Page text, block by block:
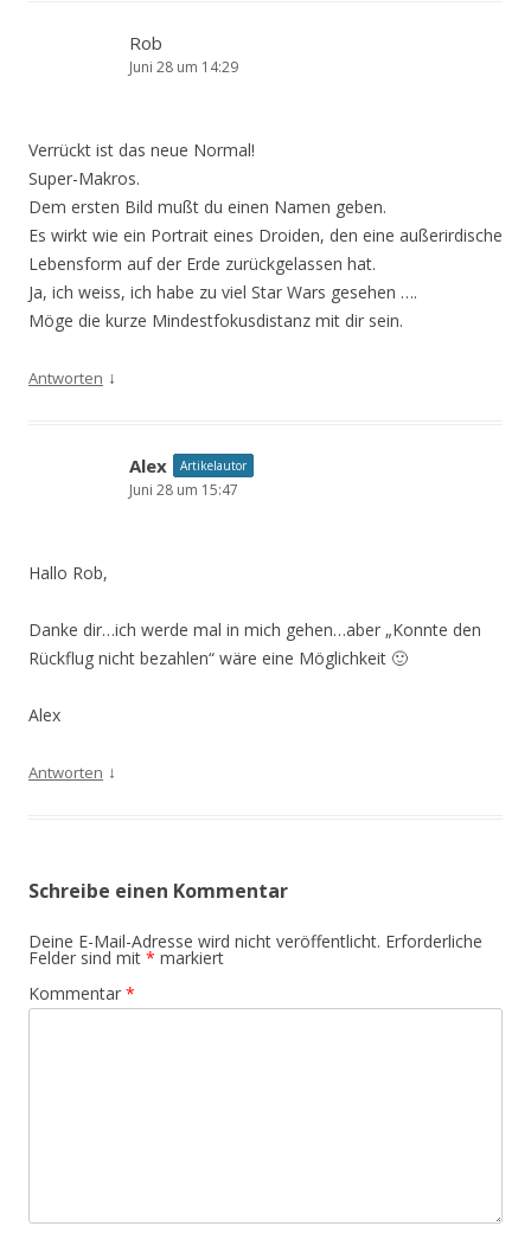
Rob
Juni 28 um 14:29
Verrückt ist das neue Normal!
Super-Makros.
Dem ersten Bild mußt du einen Namen geben.
Es wirkt wie ein Portrait eines Droiden, den eine außerirdische
Lebensform auf der Erde zurückgelassen hat.
Ja, ich weiss, ich habe zu viel Star Wars gesehen ….
Möge die kurze Mindestfokusdistanz mit dir sein.
Antworten ↓
Alex Artikelautor
Juni 28 um 15:47
Hallo Rob,
Danke dir…ich werde mal in mich gehen…aber „Konnte den
Rückflug nicht bezahlen“ wäre eine Möglichkeit 🙂
Alex
Antworten ↓
Schreibe einen Kommentar
Deine E-Mail-Adresse wird nicht veröffentlicht. Erforderliche
Felder sind mit * markiert
Kommentar *